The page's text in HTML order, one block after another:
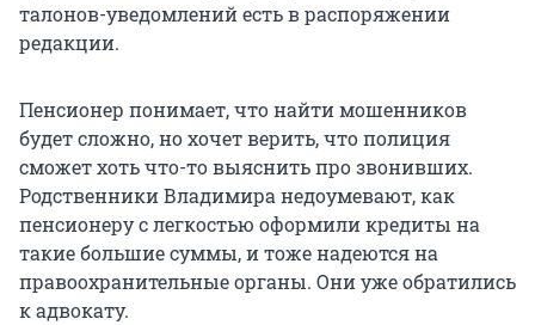
талонов-уведомлений есть в распоряжении
редакции.
Пенсионер понимает, что найти мошенников
будет сложно, но хочет верить, что полиция
сможет хоть что-то выяснить про звонивших.
Родственники Владимира недоумевают, как
пенсионеру с легкостью оформили кредиты на
такие большие суммы, и тоже надеются на
правоохранительные органы. Они уже обратились
к адвокату.